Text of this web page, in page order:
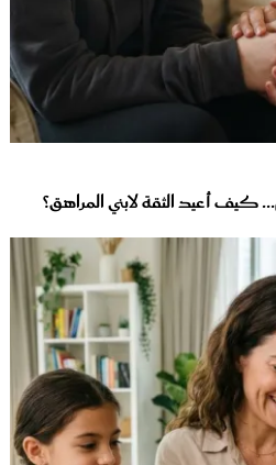
أعيد الثقة لابني المراهق؟